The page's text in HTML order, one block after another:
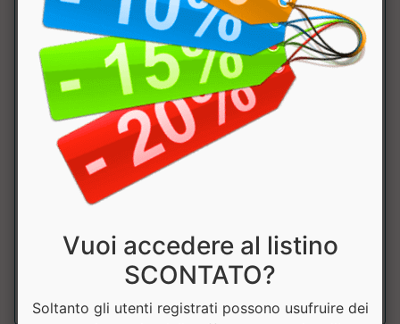
sciogliere in un bicchiere d'acqua mescolando
bene.
Tabella Nutrizionale :
Componente
100
Gr.
dose
Creatina 3000mg
Vuoi accedere al listino
SCONTATO?
Soltanto gli utenti registrati possono usufruire dei